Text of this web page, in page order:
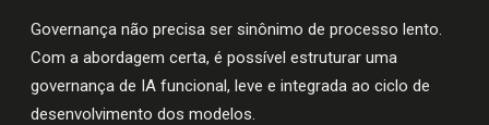
Governança não precisa ser sinônimo de processo lento.
Com a abordagem certa, é possível estruturar uma
governança de IA funcional, leve e integrada ao ciclo de
desenvolvimento dos modelos.